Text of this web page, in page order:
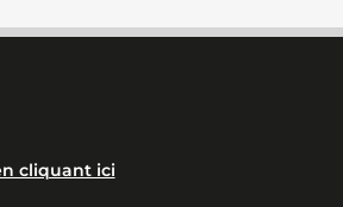
cliquant ici